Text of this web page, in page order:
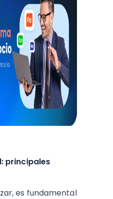
principales
es fundamental